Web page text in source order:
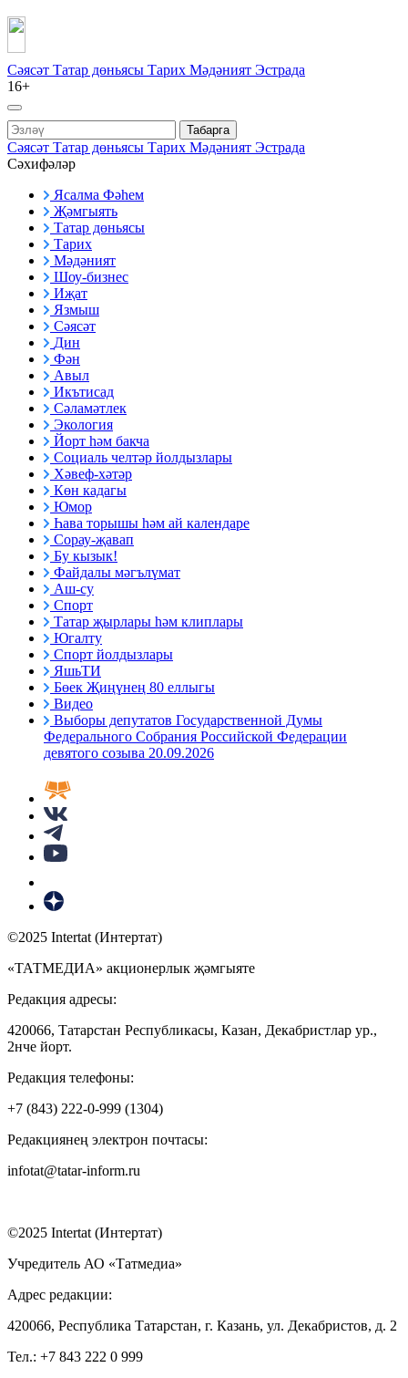
Сәясәт Татар дөньясы Тарих Мәдәният Эстрада
16+
Табарга
Сәясәт Татар дөньясы Тарих Мәдәният Эстрада
Сәхифәләр
Ясалма Фәһем
Җәмгыять
Татар дөньясы
Тарих
Мәдәният
Шоу-бизнес
Иҗат
Язмыш
Сәясәт
Дин
Фән
Авыл
Икътисад
Сәламәтлек
Экология
Йорт һәм бакча
Социаль челтәр йолдызлары
Хәвеф-хәтәр
Көн кадагы
Юмор
Һава торышы һәм ай календаре
Сорау-җавап
Бу кызык!
Файдалы мәгълүмат
Аш-су
Спорт
Татар җырлары һәм клиплары
Югалту
Спорт йолдызлары
ЯшьТИ
Бөек Җиңүнең 80 еллыгы
Видео
Выборы депутатов Государственной Думы
Федерального Собрания Российской Федерации
девятого созыва 20.09.2026
©2025 Intertat (Интертат)
«ТАТМЕДИА» акционерлык җәмгыяте
Редакция адресы:
420066, Татарстан Республикасы, Казан, Декабристлар ур.,
2нче йорт.
Редакция телефоны:
+7 (843) 222-0-999 (1304)
Редакциянең электрон почтасы:
infotat@tatar-inform.ru
©2025 Intertat (Интертат)
Учредитель АО «Татмедиа»
Адрес редакции:
420066, Республика Татарстан, г. Казань, ул. Декабристов, д. 2
Тел.: +7 843 222 0 999